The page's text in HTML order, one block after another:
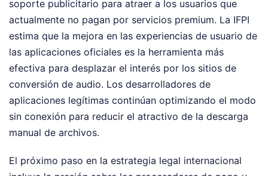
soporte publicitario para atraer a los usuarios que
actualmente no pagan por servicios premium. La IFPI
estima que la mejora en las experiencias de usuario de
las aplicaciones oficiales es la herramienta más
efectiva para desplazar el interés por los sitios de
conversión de audio. Los desarrolladores de
aplicaciones legítimas continúan optimizando el modo
sin conexión para reducir el atractivo de la descarga
manual de archivos.
El próximo paso en la estrategia legal internacional